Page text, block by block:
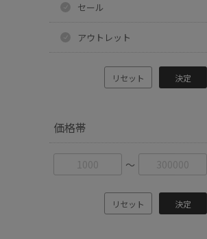
セール
アウトレット
リセット 決定
価格帯
〜
リセット 決定